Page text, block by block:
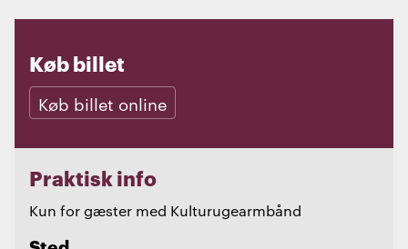
Køb billet
Køb billet online
Praktisk info
Kun for gæster med Kulturugearmbånd